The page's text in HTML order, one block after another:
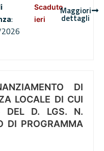
:
Scaduto
ieri
Maggiori
dettagli
DI
LOCALE DI CUI
D. LGS. N.
DI PROGRAMMA